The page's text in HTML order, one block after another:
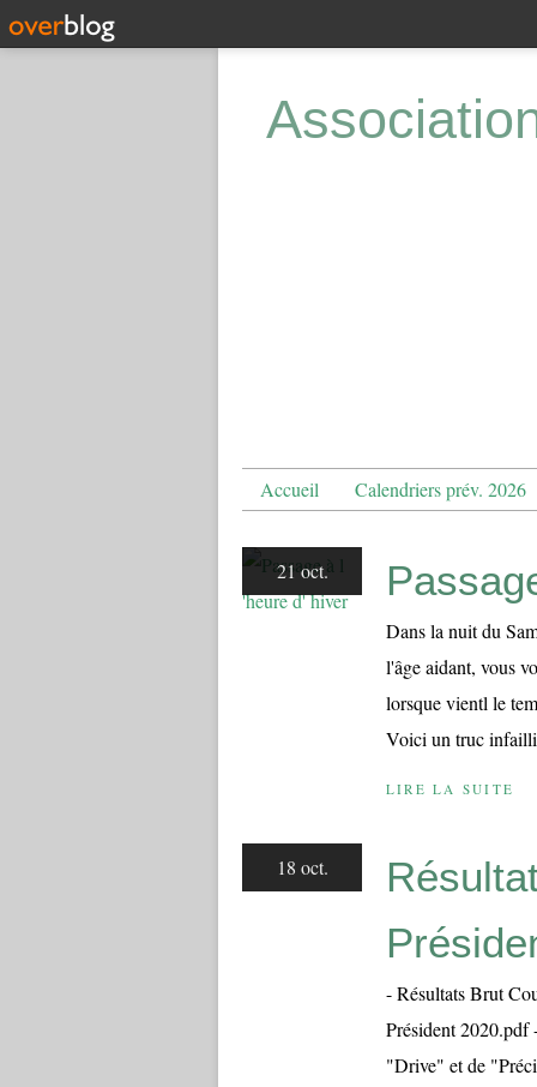
Accueil Calendriers prév. 2026
21 oct.
Dans la nuit du
l'âge aidant, vous
lorsque vientl le
Voici un truc
LIRE LA SUITE
18 oct.
- Résultats Brut
Président 2020.pdf
"Drive" et de